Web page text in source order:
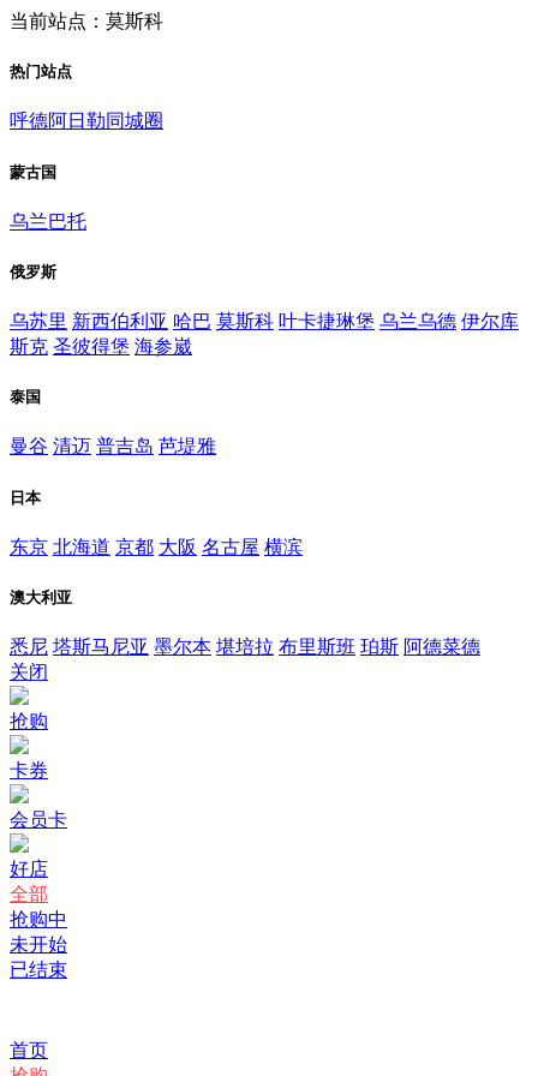
当前站点：莫斯科
热门站点
呼德阿日勒同城圈
蒙古国
乌兰巴托
俄罗斯
乌苏里 新西伯利亚 哈巴 莫斯科 叶卡捷琳堡 乌兰乌德 伊尔库
斯克 圣彼得堡 海参崴
泰国
曼谷 清迈 普吉岛 芭堤雅
日本
东京 北海道 京都 大阪 名古屋 横滨
澳大利亚
悉尼 塔斯马尼亚 墨尔本 堪培拉 布里斯班 珀斯 阿德菜德
关闭
抢购
卡券
会员卡
好店
全部
抢购中
未开始
已结束
首页